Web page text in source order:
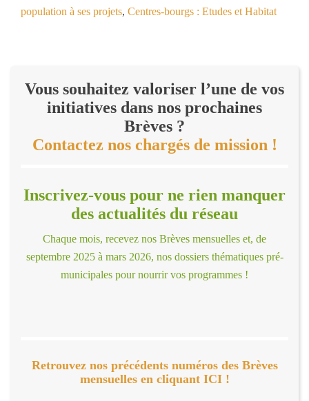
population à ses projets, Centres-bourgs : Etudes et Habitat
Vous souhaitez valoriser l’une de vos
initiatives dans nos prochaines
Brèves ?
Contactez nos chargés de mission !
Inscrivez-vous pour ne rien manquer
des actualités du réseau
Chaque mois, recevez nos Brèves mensuelles et, de
septembre 2025 à mars 2026, nos dossiers thématiques pré-
municipales pour nourrir vos programmes !
Retrouvez nos précédents numéros des Brèves
mensuelles en cliquant ICI !